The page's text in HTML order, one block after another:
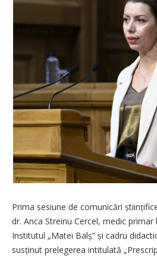
Prima sesiune de comunicări
dr. Anca Streinu Cercel, medic
Institutul „Matei Balș” și cadru
susținut prelegerea intitulată